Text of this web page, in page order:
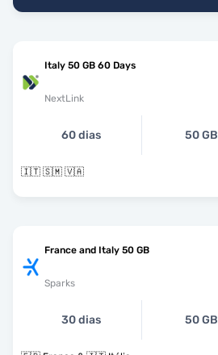
Italy 50 GB 60 Days
NextLink
60 dias 50 GB
🇮🇹 🇸🇲 🇻🇦
France and Italy 50 GB
Sparks
30 dias 50 GB